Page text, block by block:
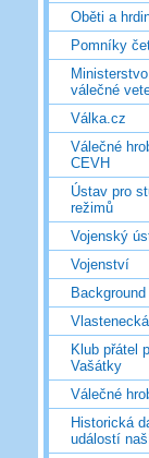
Oběti a
Pomníky
válečné
Válka.cz
Válečné
CEVH
Ústav pro
režimů
Vojenský
Vojenství
Background
Klub přátel
Vašátky
Válečné
Historická
událostí